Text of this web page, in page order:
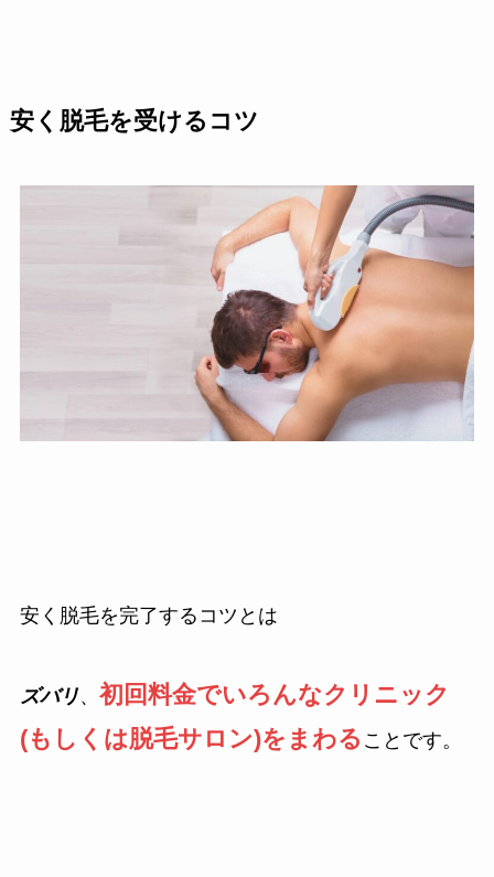
安く脱毛を受けるコツ
安く脱毛を完了するコツとは
ズバリ、 初回料金でいろんなクリニック
(もしくは脱毛サロン)をまわる ことです。